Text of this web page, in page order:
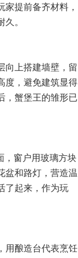
提前备齐材料，
。
向上搭建墙壁，留
度，避免建筑显得
，蟹堡王的雏形已
，窗户用玻璃方块
盆和路灯，营造温
了起来，作为玩
用酿造台代表烹饪